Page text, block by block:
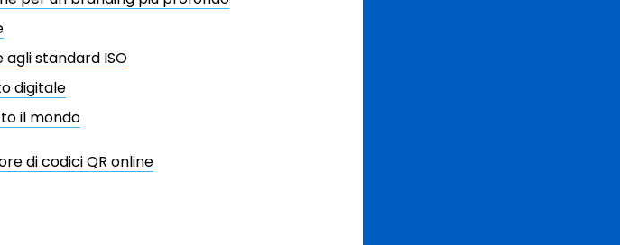
agli standard ISO
digitale
il mondo
di codici QR online